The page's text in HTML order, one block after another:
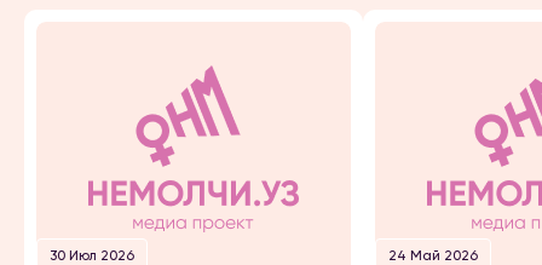
30 Июл 2026 24 Май 2026